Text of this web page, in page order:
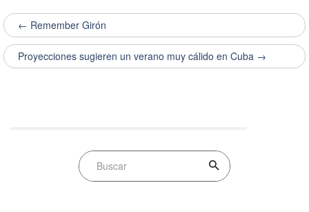
← Remember Girón
Proyecciones sugieren un verano muy cálido en Cuba →